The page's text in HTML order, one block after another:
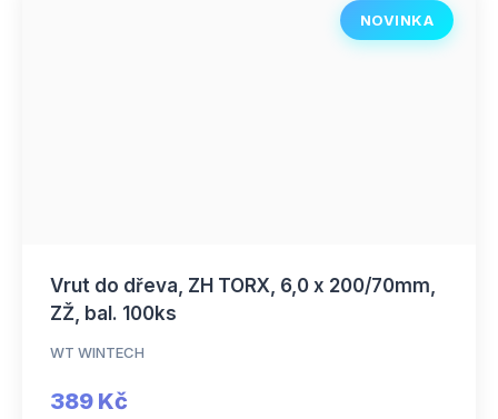
NOVINKA
Vrut do dřeva, ZH TORX, 6,0 x 200/70mm,
ZŽ, bal. 100ks
WT WINTECH
389 Kč